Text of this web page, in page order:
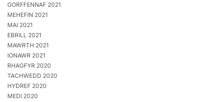
GORFFENNAF 2021
MEHEFIN 2021
MAI 2021
EBRILL 2021
MAWRTH 2021
IONAWR 2021
RHAGFYR 2020
TACHWEDD 2020
HYDREF 2020
MEDI 2020